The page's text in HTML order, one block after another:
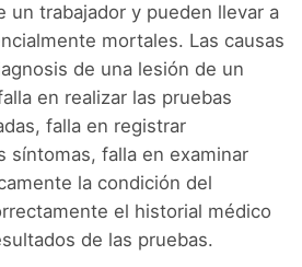
un trabajador y pueden llevar a
mortales. Las causas
de una lesión de un
en realizar las pruebas
falla en registrar
síntomas, falla en examinar
la condición del
el historial médico
de las pruebas.